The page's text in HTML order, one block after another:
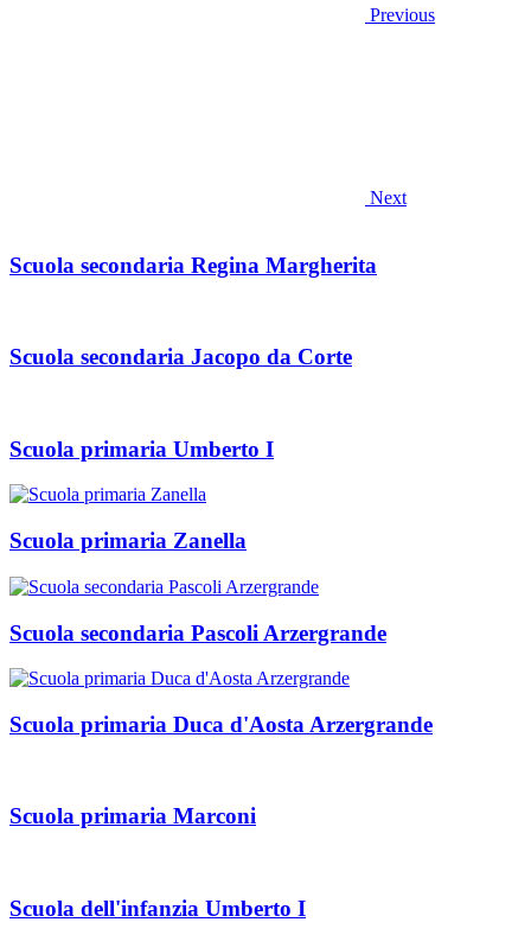
Previous
Next
Scuola secondaria Regina Margherita
Scuola secondaria Jacopo da Corte
Scuola primaria Umberto I
Scuola primaria Zanella
Scuola secondaria Pascoli Arzergrande
Scuola primaria Duca d'Aosta Arzergrande
Scuola primaria Marconi
Scuola dell'infanzia Umberto I